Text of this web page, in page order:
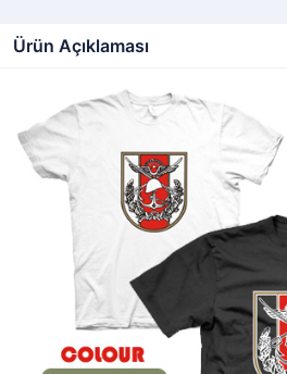
Ürün Açıklaması